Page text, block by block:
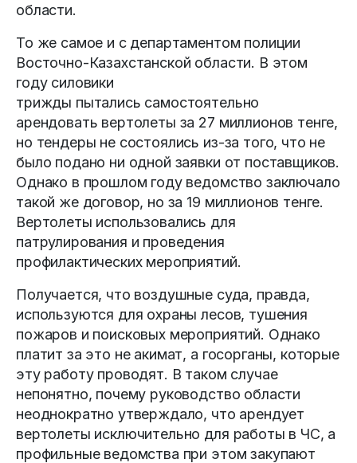
области.
То же самое и с департаментом полиции
Восточно-Казахстанской области. В этом
году силовики
трижды пытались самостоятельно
арендовать вертолеты за 27 миллионов тенге,
но тендеры не состоялись из-за того, что не
было подано ни одной заявки от поставщиков.
Однако в прошлом году ведомство заключало
такой же договор, но за 19 миллионов тенге.
Вертолеты использовались для
патрулирования и проведения
профилактических мероприятий.
Получается, что воздушные суда, правда,
используются для охраны лесов, тушения
пожаров и поисковых мероприятий. Однако
платит за это не акимат, а госорганы, которые
эту работу проводят. В таком случае
непонятно, почему руководство области
неоднократно утверждало, что арендует
вертолеты исключительно для работы в ЧС, а
профильные ведомства при этом закупают